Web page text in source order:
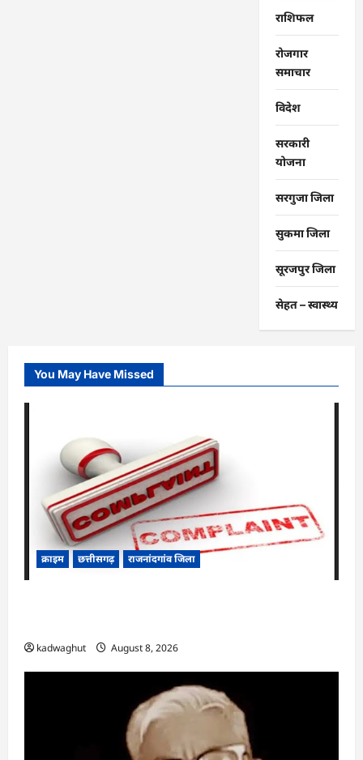
राशिफल
रोजगार
समाचार
विदेश
सरकारी
योजना
सरगुजा जिला
सुकमा जिला
सूरजपुर जिला
सेहत – स्‍वास्‍थ्‍य
You May Have Missed
क्राइम छत्तीसगढ़ राजनांदगांव जिला
kadwaghut August 8, 2026